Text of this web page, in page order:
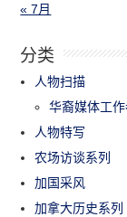
« 7月
分类
人物扫描
华裔媒体工
人物特写
农场访谈系列
加国采风
加拿大历史系列